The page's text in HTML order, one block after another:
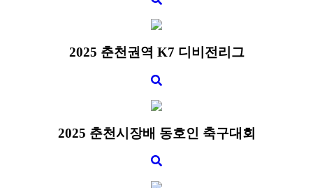
2025 춘천권역 K7 디비전리그
2025 춘천시장배 동호인 축구대회